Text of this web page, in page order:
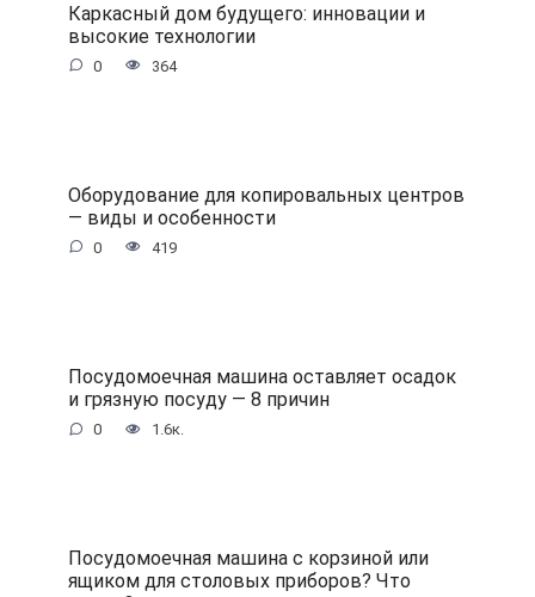
Каркасный дом будущего: инновации и
высокие технологии
0 364
Оборудование для копировальных центров
— виды и особенности
0 419
Посудомоечная машина оставляет осадок
и грязную посуду — 8 причин
0 1.6к.
Посудомоечная машина с корзиной или
ящиком для столовых приборов? Что